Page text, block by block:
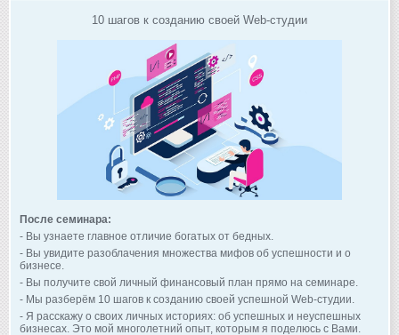
10 шагов к созданию своей Web-студии
После семинара:
- Вы узнаете главное отличие богатых от бедных.
- Вы увидите разоблачения множества мифов об успешности и о
бизнесе.
- Вы получите свой личный финансовый план прямо на семинаре.
- Мы разберём 10 шагов к созданию своей успешной Web-студии.
- Я расскажу о своих личных историях: об успешных и неуспешных
бизнесах. Это мой многолетний опыт, которым я поделюсь с Вами.